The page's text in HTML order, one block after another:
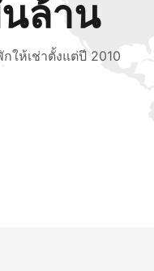
ล้าน
ให้เช่าตั้งแต่ปี 2010
ต่วันนี้